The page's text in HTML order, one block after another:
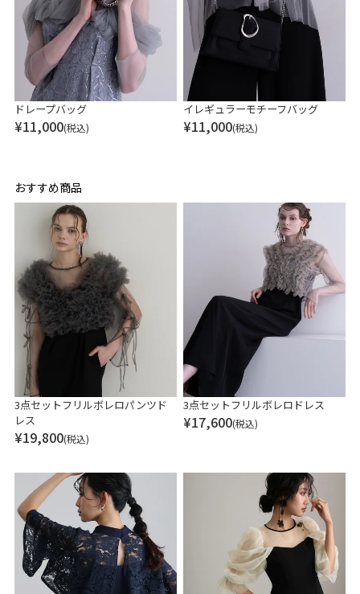
ドレープバッグ
¥11,000(税込)
イレギュラーモチーフバッグ
¥11,000(税込)
おすすめ商品
3点セットフリルボレロパンツド
レス
¥19,800(税込)
3点セットフリルボレロドレス
¥17,600(税込)